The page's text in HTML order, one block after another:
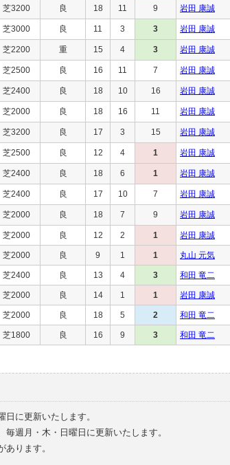
芝3200 良 18 11 9 岩田 康誠
芝3000 良 11 3 3 岩田 康誠
芝2200 重 15 4 3 岩田 康誠
芝2500 良 16 11 7 岩田 康誠
芝2400 良 18 10 16 岩田 康誠
芝2000 良 18 16 11 岩田 康誠
芝3200 良 17 3 15 岩田 康誠
芝2500 良 12 4 1 岩田 康誠
芝2400 良 18 6 1 岩田 康誠
芝2400 良 17 10 7 岩田 康誠
芝2000 良 18 7 9 岩田 康誠
芝2000 良 12 2 1 岩田 康誠
芝2000 良 9 1 1 丸山 元気
芝2400 良 13 4 3 和田 竜二
芝2000 良 14 1 1 岩田 康誠
芝2000 良 18 5 2 和田 竜二
芝1800 良 16 9 3 和田 竜二
に更新いたします。
週月・木・日曜日に更新いたします。
ります。